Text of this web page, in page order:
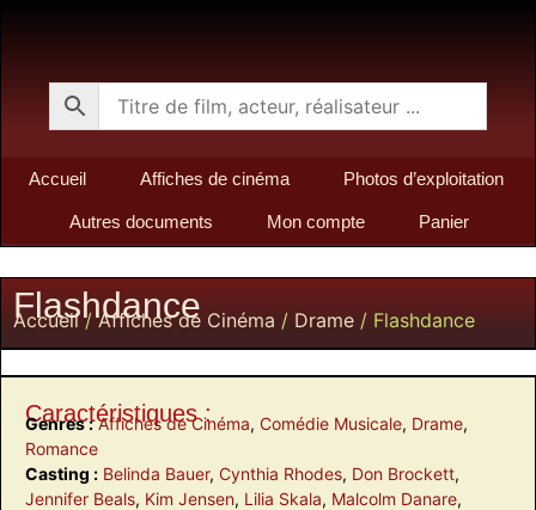
Accueil Affiches de cinéma Photos d’exploitation
Autres documents Mon compte Panier
Flashdance
Accueil/Affiches de Cinéma / Drame / Flashdance
Caractéristiques :
Genres : Affiches de Cinéma, Comédie Musicale, Drame,
Romance
Casting : Belinda Bauer, Cynthia Rhodes, Don Brockett,
Jennifer Beals, Kim Jensen, Lilia Skala, Malcolm Danare,